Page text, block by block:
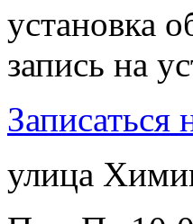
установка
запись на
Записаться
улица